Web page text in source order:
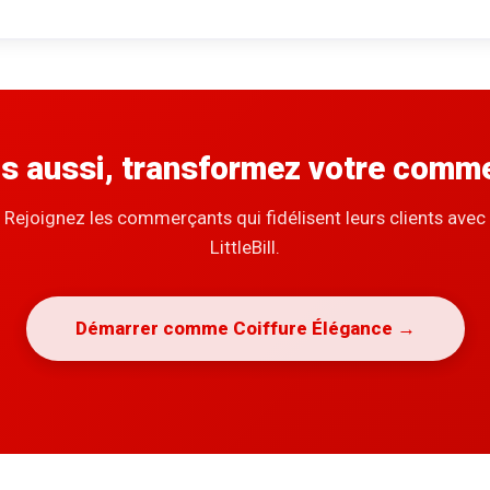
aussi, transformez votre
Rejoignez les commerçants qui fidélisent leurs clients avec
LittleBill.
Démarrer comme Coiffure Élégance →